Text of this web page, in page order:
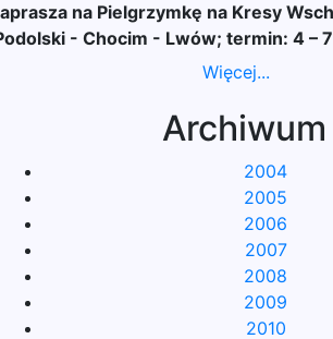
na Pielgrzymkę na Kresy
- Chocim - Lwów; termin: 4 –
Więcej...
Archiwum
2004
2005
2006
2007
2008
2009
2010